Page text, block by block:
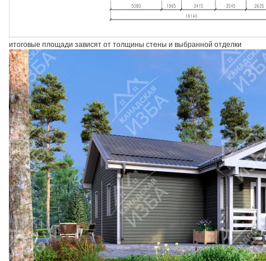
итоговые площади зависят от толщины стены и выбранной отделки